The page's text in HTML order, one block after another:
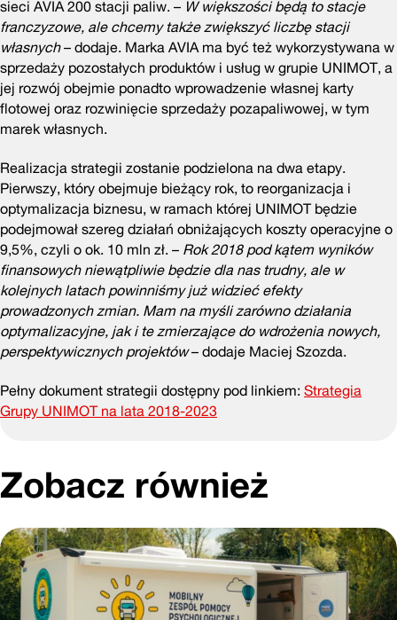
sieci AVIA 200 stacji paliw. – W większości będą to stacje
franczyzowe, ale chcemy także zwiększyć liczbę stacji
własnych– dodaje. Marka AVIA ma być też wykorzystywana w
sprzedaży pozostałych produktów i usług w grupie UNIMOT, a
jej rozwój obejmie ponadto wprowadzenie własnej karty
flotowej oraz rozwinięcie sprzedaży pozapaliwowej, w tym
marek własnych.
Realizacja strategii zostanie podzielona na dwa etapy.
Pierwszy, który obejmuje bieżący rok, to reorganizacja i
optymalizacja biznesu, w ramach której UNIMOT będzie
podejmował szereg działań obniżających koszty operacyjne o
9,5%, czyli o ok. 10 mln zł. – Rok 2018 pod kątem wyników
finansowych niewątpliwie będzie dla nas trudny, ale w
kolejnych latach powinniśmy już widzieć efekty
prowadzonych zmian. Mam na myśli zarówno działania
optymalizacyjne, jak i te zmierzające do wdrożenia nowych,
perspektywicznych projektów– dodaje Maciej Szozda.
Pełny dokument strategii dostępny pod linkiem: Strategia
Grupy UNIMOT na lata 2018-2023
Zobacz również